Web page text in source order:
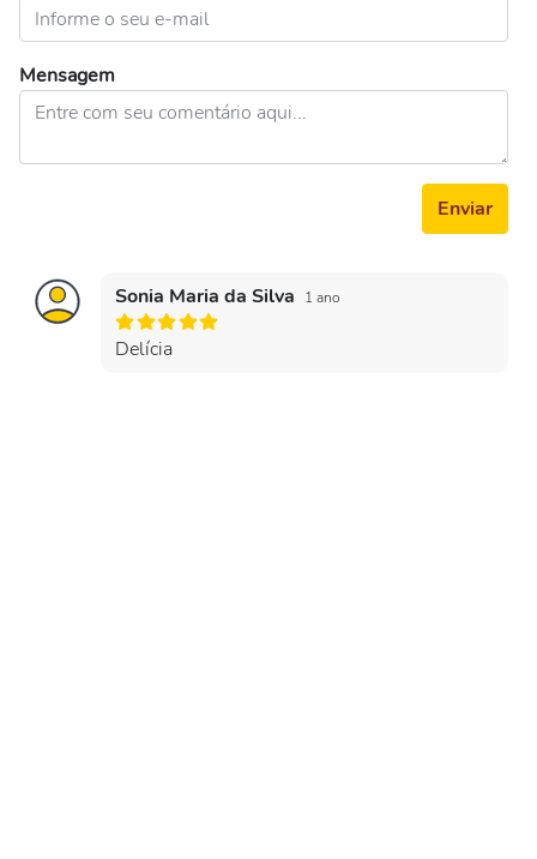
Mensagem
Enviar
Sonia Maria da Silva 1 ano
Delícia